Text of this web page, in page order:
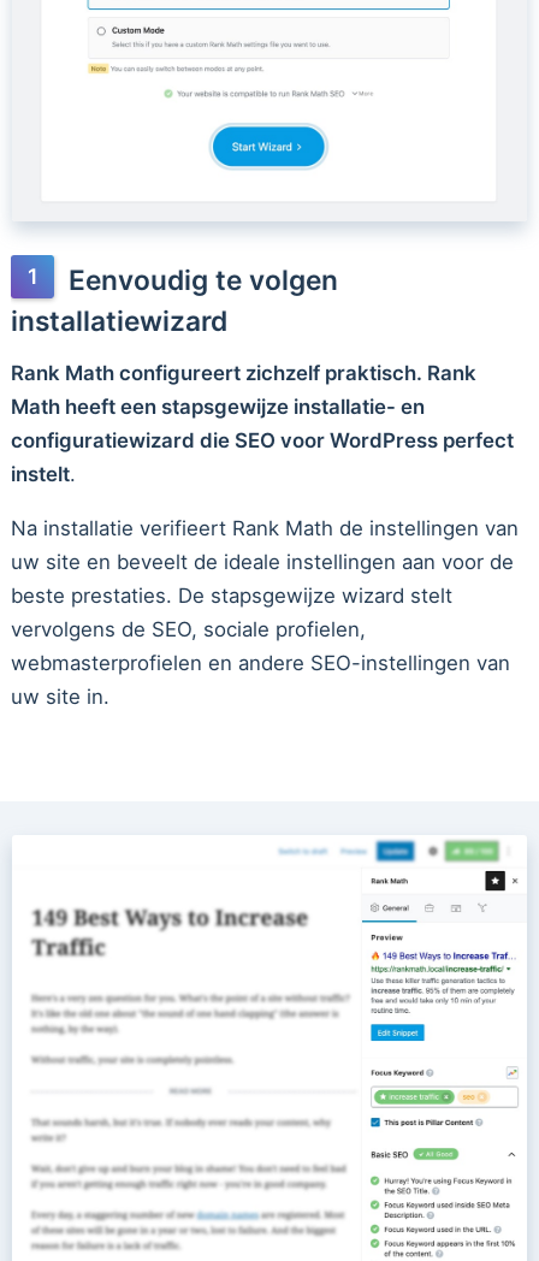
Eenvoudig te volgen
installatiewizard
Rank Math configureert zichzelf praktisch. Rank
Math heeft een stapsgewijze installatie- en
configuratiewizard die SEO voor WordPress perfect
instelt.
Na installatie verifieert Rank Math de instellingen van
uw site en beveelt de ideale instellingen aan voor de
beste prestaties. De stapsgewijze wizard stelt
vervolgens de SEO, sociale profielen,
webmasterprofielen en andere SEO-instellingen van
uw site in.